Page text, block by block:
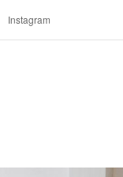
Instagram